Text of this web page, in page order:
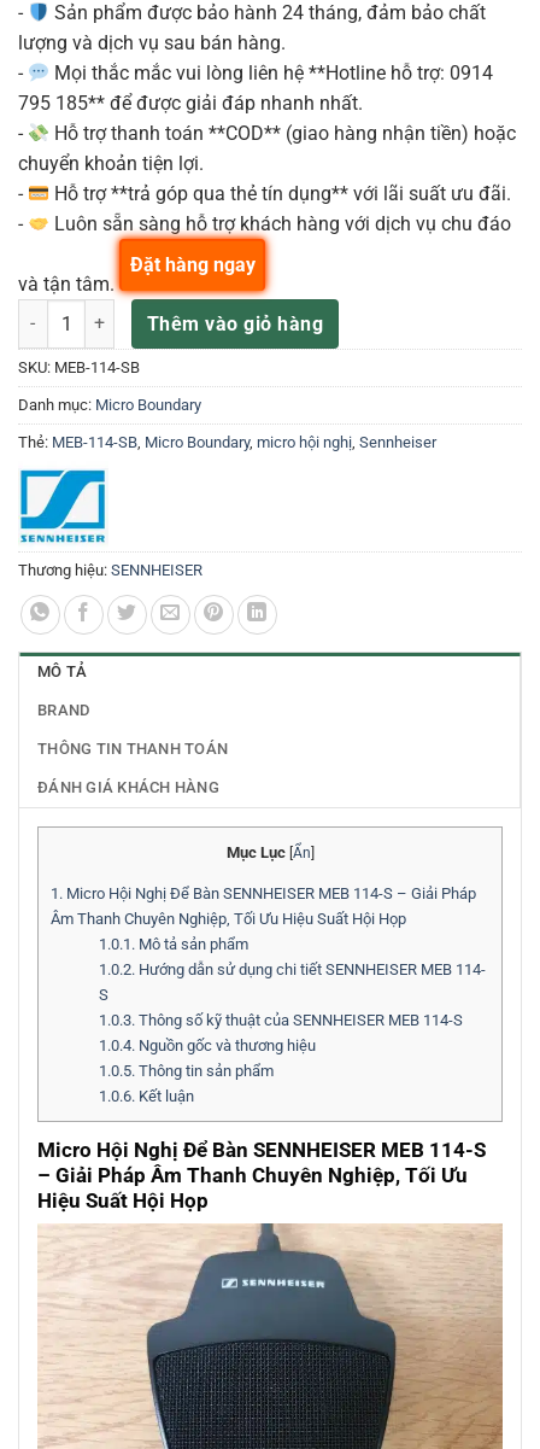
-
Sản phẩm được bảo hành 24 tháng, đảm bảo chất
lượng và dịch vụ sau bán hàng.
-
Mọi thắc mắc vui lòng liên hệ **Hotline hỗ trợ: 0914
795 185** để được giải đáp nhanh nhất.
-
Hỗ trợ thanh toán **COD** (giao hàng nhận tiền) hoặc
chuyển khoản tiện lợi.
-
Hỗ trợ **trả góp qua thẻ tín dụng** với lãi suất ưu đãi.
-
Luôn sẵn sàng hỗ trợ khách hàng với dịch vụ chu đáo
và tận tâm.
SENNHEISER MEB-114-S Micro để bàn , màu đen số lượng
Thêm vào giỏ hàng
Đặt hàng ngay
SKU: MEB-114-SB
Danh mục: Micro Boundary
Thẻ: MEB-114-SB, Micro Boundary, micro hội nghị, Sennheiser
Thương hiệu: SENNHEISER
MÔ TẢ
BRAND
THÔNG TIN THANH TOÁN
ĐÁNH GIÁ KHÁCH HÀNG
Mục Lục [Ẩn]
1. Micro Hội Nghị Để Bàn SENNHEISER MEB 114-S – Giải Pháp
Âm Thanh Chuyên Nghiệp, Tối Ưu Hiệu Suất Hội Họp
1.0.1. Mô tả sản phẩm
1.0.2. Hướng dẫn sử dụng chi tiết SENNHEISER MEB 114-
S
1.0.3. Thông số kỹ thuật của SENNHEISER MEB 114-S
1.0.4. Nguồn gốc và thương hiệu
1.0.5. Thông tin sản phẩm
1.0.6. Kết luận
Micro Hội Nghị Để Bàn SENNHEISER MEB 114-S
– Giải Pháp Âm Thanh Chuyên Nghiệp, Tối Ưu
Hiệu Suất Hội Họp